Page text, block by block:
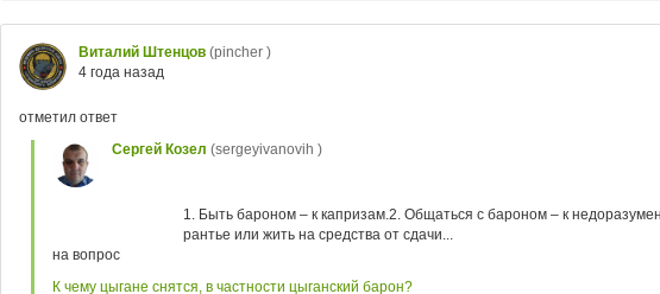
Виталий Штенцов (pincher )
4 года назад
отметил ответ
Сергей Козел (sergeyivanovih )
1. Быть бароном – к капризам.2. Общаться с бароном – к
рантье или жить на средства от сдачи...
на вопрос
К чему цыгане снятся, в частности цыганский барон?